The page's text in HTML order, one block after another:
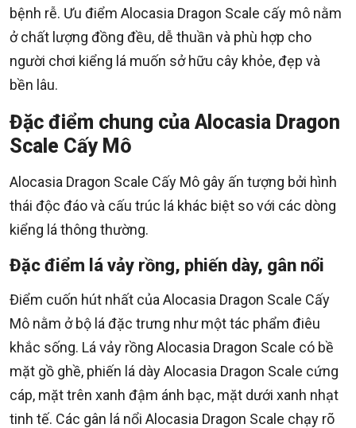
bệnh rễ. Ưu điểm Alocasia Dragon Scale cấy mô nằm
ở chất lượng đồng đều, dễ thuần và phù hợp cho
người chơi kiểng lá muốn sở hữu cây khỏe, đẹp và
bền lâu.
Đặc điểm chung của Alocasia Dragon
Scale Cấy Mô
Alocasia Dragon Scale Cấy Mô gây ấn tượng bởi hình
thái độc đáo và cấu trúc lá khác biệt so với các dòng
kiểng lá thông thường.
Đặc điểm lá vảy rồng, phiến dày, gân nổi
Điểm cuốn hút nhất của Alocasia Dragon Scale Cấy
Mô nằm ở bộ lá đặc trưng như một tác phẩm điêu
khắc sống. Lá vảy rồng Alocasia Dragon Scale có bề
mặt gồ ghề, phiến lá dày Alocasia Dragon Scale cứng
cáp, mặt trên xanh đậm ánh bạc, mặt dưới xanh nhạt
tinh tế. Các gân lá nổi Alocasia Dragon Scale chạy rõ